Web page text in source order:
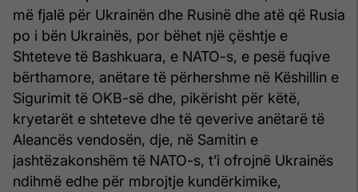
më fjalë për Ukrainën dhe Rusinë dhe atë që Rusia
po i bën Ukrainës, por bëhet një çështje e
Shteteve të Bashkuara, e NATO-s, e pesë fuqive
bërthamore, anëtare të përhershme në Këshillin e
Sigurimit të OKB-së dhe, pikërisht për këtë,
kryetarët e shteteve dhe të qeverive anëtarë të
Aleancës vendosën, dje, në Samitin e
jashtëzakonshëm të NATO-s, t’i ofrojnë Ukrainës
ndihmë edhe për mbrojtje kundërkimike,